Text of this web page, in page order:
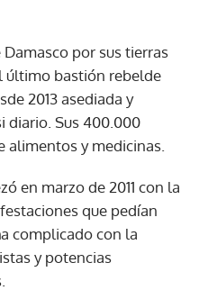
por sus tierras
último bastión rebelde
2013 asediada y
diario. Sus 400.000
alimentos y medicinas.
en marzo de 2011 con la
que pedían
complicado con la
y potencias